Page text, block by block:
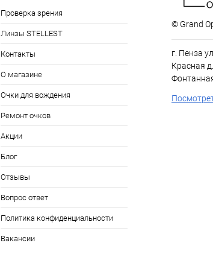
Проверка зрения
Линзы STELLEST
Контакты
О магазине
Очки для вождения
Ремонт очков
Акции
Блог
Отзывы
Вопрос ответ
Политика конфиденциальности
Вакансии
© Grand
г. Пенза
Красная